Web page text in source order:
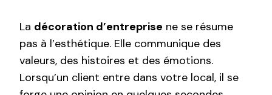
La décoration d’entreprise ne se résume
pas à l’esthétique. Elle communique des
valeurs, des histoires et des émotions.
Lorsqu’un client entre dans votre local, il se